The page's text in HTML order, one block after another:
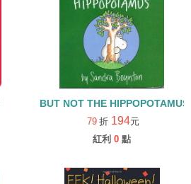
BUT NOT THE
79 折 194元
紅利 0 點